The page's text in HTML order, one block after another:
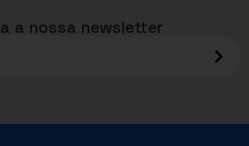
a nossa newsletter